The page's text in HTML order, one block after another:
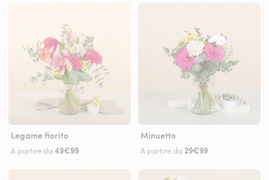
Legame fiorito
A partire da 49€99
Minuetto
A partire da 29€99